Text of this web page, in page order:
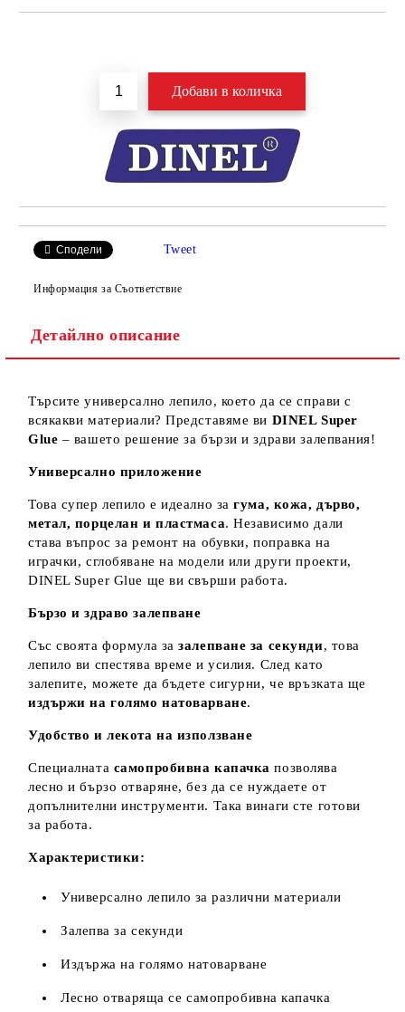
Сподели Tweet
Информация за Съответствие
Детайлно описание
Търсите универсално лепило, което да се справи с
всякакви материали? Представяме ви DINEL Super
Glue – вашето решение за бързи и здрави залепвания!
Универсално приложение
Това супер лепило е идеално загума, кожа, дърво,
метал, порцелан и пластмаса. Независимо дали
става въпрос за ремонт на обувки, поправка на
играчки, сглобяване на модели или други проекти,
DINEL Super Glue ще ви свърши работа.
Бързо и здраво залепване
Със своята формула зазалепване за секунди, това
лепило ви спестява време и усилия. След като
залепите, можете да бъдете сигурни, че връзката ще
издържи на голямо натоварване.
Удобство и лекота на използване
Специалната самопробивна капачка позволява
лесно и бързо отваряне, без да се нуждаете от
допълнителни инструменти. Така винаги сте готови
за работа.
Характеристики:
Универсално лепило за различни материали
Залепва за секунди
Издържа на голямо натоварване
Лесно отваряща се самопробивна капачка